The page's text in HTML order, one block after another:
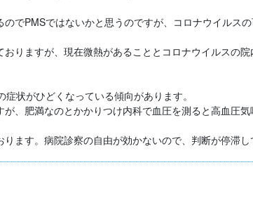
でPMSではないかと思うのですが、コロナウイルス
りますが、現在微熱があることとコロナウイルスの
状がひどくなっている傾向があります。
、肥満なのとかかりつけ内科で血圧を測ると高血圧
ます。病院診察の自由が効かないので、判断が停滞し